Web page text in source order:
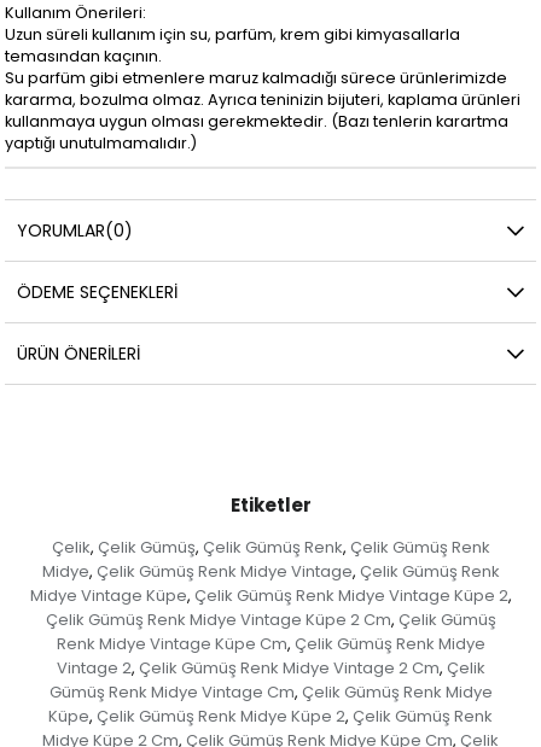
Kullanım Önerileri:
Uzun süreli kullanım için su, parfüm, krem gibi kimyasallarla
temasından kaçının.
Su parfüm gibi etmenlere maruz kalmadığı sürece ürünlerimizde
kararma, bozulma olmaz. Ayrıca teninizin bijuteri, kaplama ürünleri
kullanmaya uygun olması gerekmektedir. (Bazı tenlerin karartma
yaptığı unutulmamalıdır.)
YORUMLAR(0)
ÖDEME SEÇENEKLERI
ÜRÜN ÖNERILERI
Etiketler
Çelik, Çelik Gümüş, Çelik Gümüş Renk, Çelik Gümüş Renk
Midye, Çelik Gümüş Renk Midye Vintage, Çelik Gümüş Renk
Midye Vintage Küpe, Çelik Gümüş Renk Midye Vintage Küpe 2,
Çelik Gümüş Renk Midye Vintage Küpe 2 Cm, Çelik Gümüş
Renk Midye Vintage Küpe Cm, Çelik Gümüş Renk Midye
Vintage 2, Çelik Gümüş Renk Midye Vintage 2 Cm, Çelik
Gümüş Renk Midye Vintage Cm, Çelik Gümüş Renk Midye
Küpe, Çelik Gümüş Renk Midye Küpe 2, Çelik Gümüş Renk
Midye Küpe 2 Cm, Çelik Gümüş Renk Midye Küpe Cm, Çelik